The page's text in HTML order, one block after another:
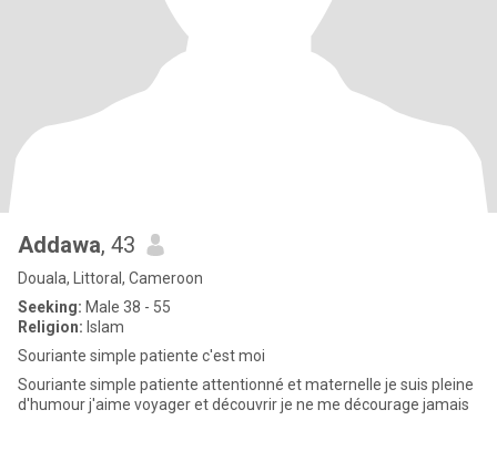
Addawa, 43
Douala, Littoral, Cameroon
Seeking: Male 38 - 55
Religion: Islam
Souriante simple patiente c'est moi
Souriante simple patiente attentionné et maternelle je suis pleine
d'humour j'aime voyager et découvrir je ne me décourage jamais